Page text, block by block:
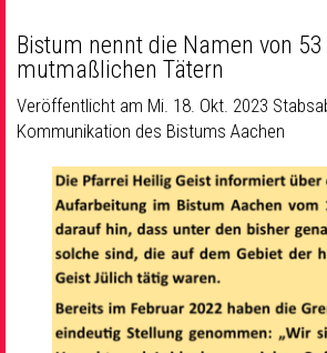
Sakramente & Feste
Gemeinschaft & Soziales
Musik & Kultur
Seelsorge & Kontakt
Bistum nennt die Namen von
mutmaßlichen Tätern
Veröffentlicht am Mi. 18. Okt. 2023 Von:
Kommunikation des Bistums Aachen